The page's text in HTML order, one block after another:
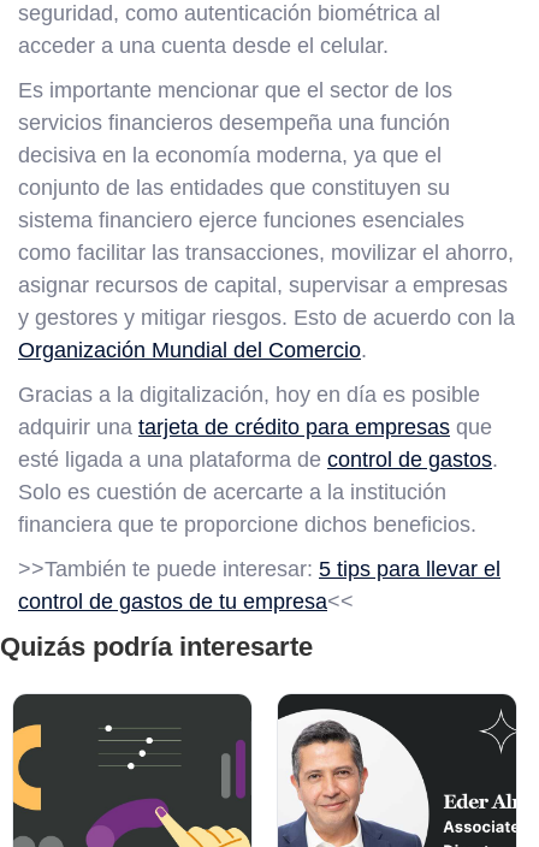
seguridad, como autenticación biométrica al
acceder a una cuenta desde el celular.
Es importante mencionar que el sector de los
servicios financieros desempeña una función
decisiva en la economía moderna, ya que el
conjunto de las entidades que constituyen su
sistema financiero ejerce funciones esenciales
como facilitar las transacciones, movilizar el ahorro,
asignar recursos de capital, supervisar a empresas
y gestores y mitigar riesgos. Esto de acuerdo con la
Organización Mundial del Comercio.
Gracias a la digitalización, hoy en día es posible
adquirir una tarjeta de crédito para empresas que
esté ligada a una plataforma de control de gastos.
Solo es cuestión de acercarte a la institución
financiera que te proporcione dichos beneficios.
>>También te puede interesar: 5 tips para llevar el
control de gastos de tu empresa<<
Quizás podría interesarte